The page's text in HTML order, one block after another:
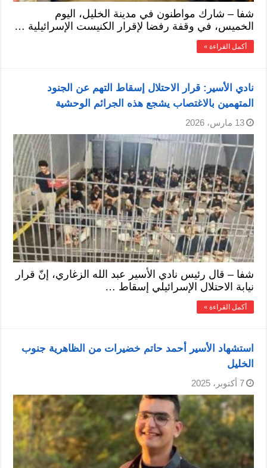
شفا – شارك مواطنون في مدينة الخليل، اليوم
الخميس، في وقفة رفضا لإقرار الكنيست الإسرائيلية …
أكمل القراءة »
نادي الأسير: قرار الاحتلال إسقاط التهم عن الجنود
المتهمين بالاغتصاب يشجع هذه الجرائم الوحشية
13 مارس، 2026
شفا – قال رئيس نادي الأسير عبد الله الزغاري، إنّ قرار
نيابة الاحتلال الإسرائيلي إسقاط …
أكمل القراءة »
استشهاد الأسير أحمد حاتم خضيرات من الظاهرية جنوب
الخليل
7 أكتوبر، 2025